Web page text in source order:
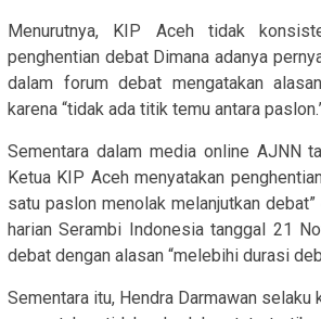
Menurutnya, KIP Aceh tidak
penghentian debat Dimana adanya
dalam forum debat mengatakan
karena “tidak ada titik temu antara
Sementara dalam media online AJNN
Ketua KIP Aceh menyatakan
satu paslon menolak melanjutkan
harian Serambi Indonesia tanggal 21
debat dengan alasan “melebihi durasi
Sementara itu, Hendra Darmawan